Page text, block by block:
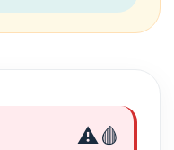
🩸⚠️